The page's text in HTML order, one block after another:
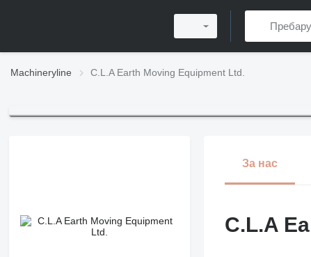
Machineryline C.L.A Earth Moving Equipment Ltd.
За нас
C.L.A